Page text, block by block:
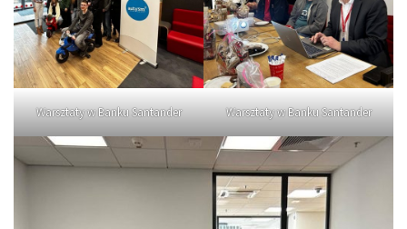
Warsztaty w Banku Santander Warsztaty w Banku Santander